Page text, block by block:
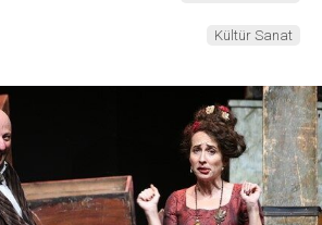
Kültür Sanat